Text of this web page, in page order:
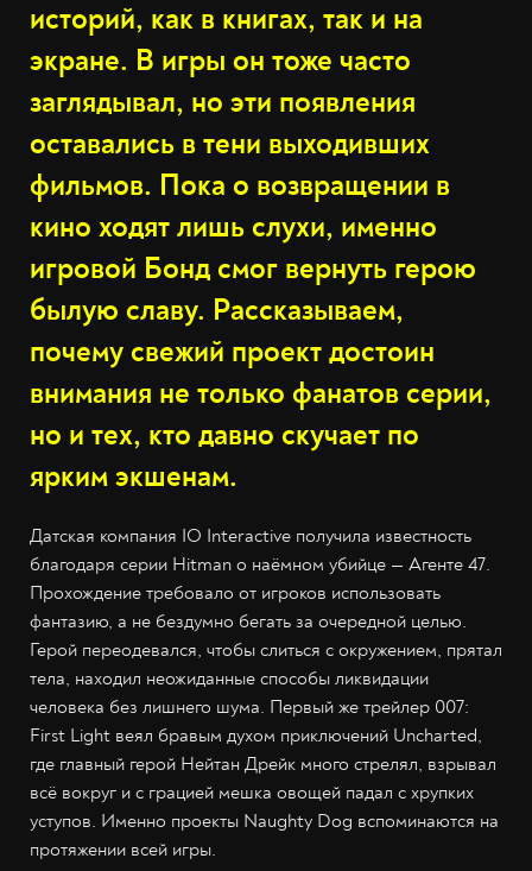
историй, как в книгах, так и на
экране. В игры он тоже часто
заглядывал, но эти появления
оставались в тени выходивших
фильмов. Пока о возвращении в
кино ходят лишь слухи, именно
игровой Бонд смог вернуть герою
былую славу. Рассказываем,
почему свежий проект достоин
внимания не только фанатов серии,
но и тех, кто давно скучает по
ярким экшенам.
Датская компания IO Interactive получила известность
благодаря серии Hitman о наёмном убийце — Агенте 47.
Прохождение требовало от игроков использовать
фантазию, а не бездумно бегать за очередной целью.
Герой переодевался, чтобы слиться с окружением, прятал
тела, находил неожиданные способы ликвидации
человека без лишнего шума. Первый же трейлер 007:
First Light веял бравым духом приключений Uncharted,
где главный герой Нейтан Дрейк много стрелял, взрывал
всё вокруг и с грацией мешка овощей падал с хрупких
уступов. Именно проекты Naughty Dog вспоминаются на
протяжении всей игры.